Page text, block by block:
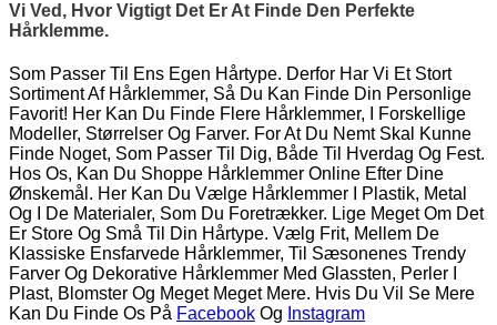
Vi Ved, Hvor Vigtigt Det Er At Finde Den Perfekte
Hårklemme.
Som Passer Til Ens Egen Hårtype. Derfor Har Vi Et Stort
Sortiment Af Hårklemmer, Så Du Kan Finde Din Personlige
Favorit! Her Kan Du Finde Flere Hårklemmer, I Forskellige
Modeller, Størrelser Og Farver. For At Du Nemt Skal Kunne
Finde Noget, Som Passer Til Dig, Både Til Hverdag Og Fest.
Hos Os, Kan Du Shoppe Hårklemmer Online Efter Dine
Ønskemål. Her Kan Du Vælge Hårklemmer I Plastik, Metal
Og I De Materialer, Som Du Foretrækker. Lige Meget Om Det
Er Store Og Små Til Din Hårtype. Vælg Frit, Mellem De
Klassiske Ensfarvede Hårklemmer, Til Sæsonenes Trendy
Farver Og Dekorative Hårklemmer Med Glassten, Perler I
Plast, Blomster Og Meget Meget Mere. Hvis Du Vil Se Mere
Kan Du Finde Os På Facebook Og Instagram